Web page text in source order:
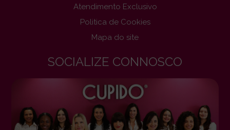
Atendimento Exclusivo
Politica de Cookies
Mapa do site
SOCIALIZE CONNOSCO